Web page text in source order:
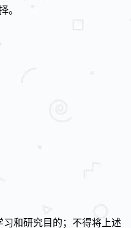
。
习和研究目的；不得将上述